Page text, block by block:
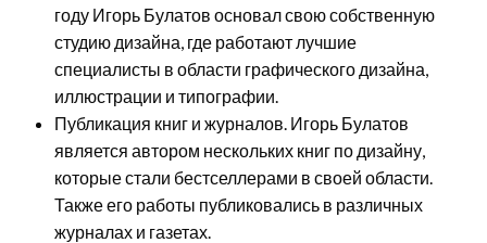
году Игорь Булатов основал свою собственную
студию дизайна, где работают лучшие
специалисты в области графического дизайна,
иллюстрации и типографии.
Публикация книг и журналов. Игорь Булатов
является автором нескольких книг по дизайну,
которые стали бестселлерами в своей области.
Также его работы публиковались в различных
журналах и газетах.